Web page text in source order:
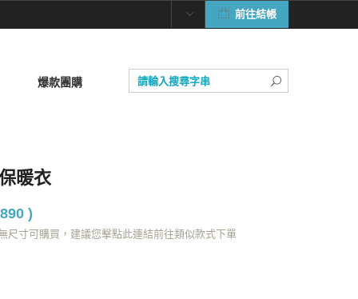
前往結帳
爆款團購
暖衣
)
尺寸可購買，建議您擊點此連結前往類似款式下單